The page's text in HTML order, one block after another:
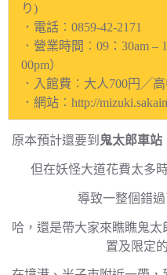
り)
．電話︰0859-42-2171
．營業時間︰09：30am –
00pm）
．入館費︰大人700円╱
．網站︰http://
原本預計還要到 鬼太郎車站
但在妖怪大道花費太多
導致一整個錯
哈，還是帶大家來瞧瞧鬼
置及限定